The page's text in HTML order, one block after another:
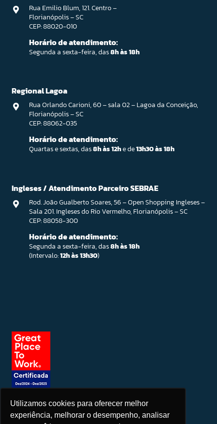
Utilizamos cookies para oferecer melhor
experiência, melhorar o desempenho, analisar
Rua Emilio Blum, 121. Centro –
Florianópolis – SC
CEP: 88020-010
Horário de atendimento:
Segunda a sexta-feira, das8h às 18h
Regional Lagoa
Rua Orlando Carioni, 60 – sala 02 – Lagoa da Conceição,
Florianópolis – SC
CEP: 88062-035
Horário de atendimento:
Quartas e sextas, das8h às 12he de13h30 às 18h
Ingleses / Atendimento Parceiro SEBRAE
Rod. João Gualberto Soares, 56 – Open Shopping Ingleses –
Sala 201. Ingleses do Rio Vermelho, Florianópolis – SC
CEP: 88058-300
Horário de atendimento:
Segunda a sexta-feira, das8h às 18h
(Intervalo:12h às 13h30)
Seja um patrocinador